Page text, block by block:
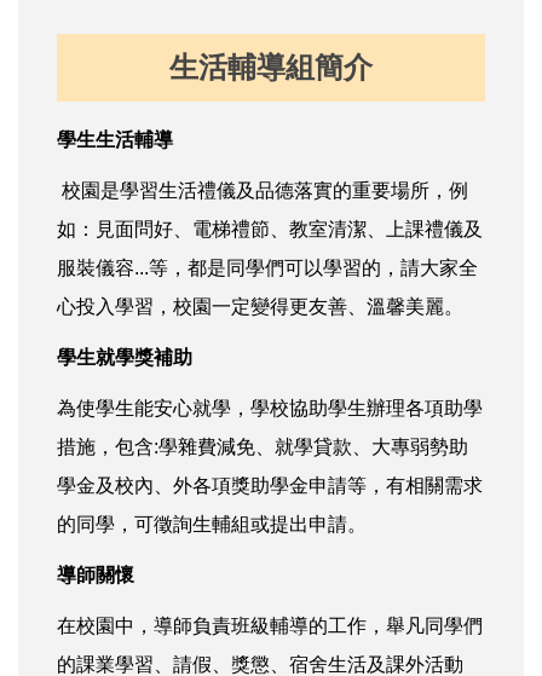
生活輔導組簡介
學生生活輔導
校園是學習生活禮儀及品德落實的重要場所，例
如：見面問好、電梯禮節、教室清潔、上課禮儀及
服裝儀容...等，都是同學們可以學習的，請大家全
心投入學習，校園一定變得更友善、溫馨美麗。
學生就學獎補助
為使學生能安心就學，學校協助學生辦理各項助學
措施，包含:學雜費減免、就學貸款、大專弱勢助
學金及校內、外各項獎助學金申請等，有相關需求
的同學，可徵詢生輔組或提出申請。
導師關懷
在校園中，導師負責班級輔導的工作，舉凡同學們
的課業學習、請假、獎懲、宿舍生活及課外活動